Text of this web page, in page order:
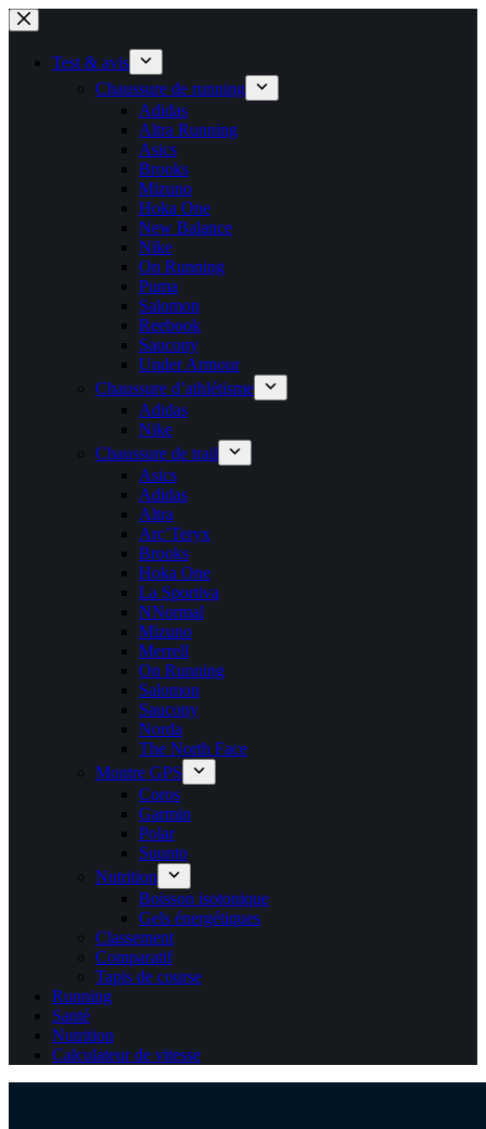
Passer
au
contenuTest & avis
Chaussure de running
Adidas
Altra Running
Asics
Brooks
Mizuno
Hoka One
New Balance
Nike
On Running
Puma
Salomon
Reebook
Saucony
Under Armour
Chaussure d’athlétisme
Adidas
Nike
Chaussure de trail
Asics
Adidas
Altra
Arc’Teryx
Brooks
Hoka One
La Sportiva
NNormal
Mizuno
Merrell
On Running
Salomon
Saucony
Norda
The North Face
Montre GPS
Coros
Garmin
Polar
Suunto
Nutrition
Boisson isotonique
Gels énergétiques
Classement
Comparatif
Tapis de course
Running
Santé
Nutrition
Calculateur de vitesse